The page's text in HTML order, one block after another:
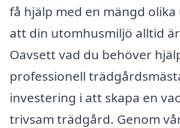
få hjälp med en mängd olika
att din utomhusmiljö alltid
Oavsett vad du behöver
professionell
investering i att skapa en
trivsam trädgård. Genom